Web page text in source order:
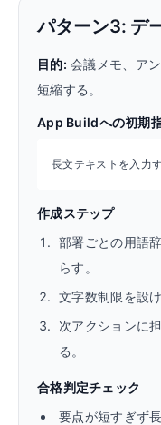
パターン3: デ
目的: 会議メモ、ア
短縮する。
App Buildへの初期
長文テキストを入力
作成ステップ
部署ごとの用語
らす。
文字数制限を設
次アクションに
る。
合格判定チェック
要点が短すぎず